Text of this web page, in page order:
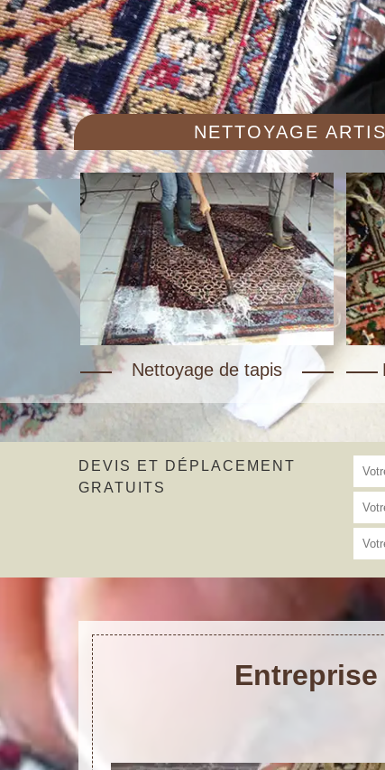
NETTOYAGE
Nettoyage de tapis
DEVIS ET DÉPLACEMENT
GRATUITS